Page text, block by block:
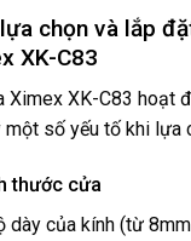
chọn và lắp
XK-C83
XK-C83 hoạt
một số yếu tố khi lựa
thước cửa
dày của kính (từ